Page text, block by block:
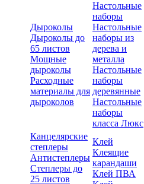
Дыроколы
Дыроколы до
65 листов
Мощные
дыроколы
Расходные
материалы для
дыроколов
Настольные
наборы
Настольные
наборы из
дерева и
металла
Настольные
наборы
деревянные
Настольные
наборы
класса Люкс
Канцелярские
степлеры
Антистеплеры
Степлеры до
25 листов
Клей
Клеящие
карандаши
Клей ПВА